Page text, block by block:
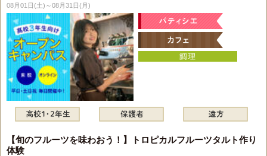
08月01日(土)～08月31日(月)
【旬のフルーツを味わおう！】トロピカルフルーツタルト作り
体験